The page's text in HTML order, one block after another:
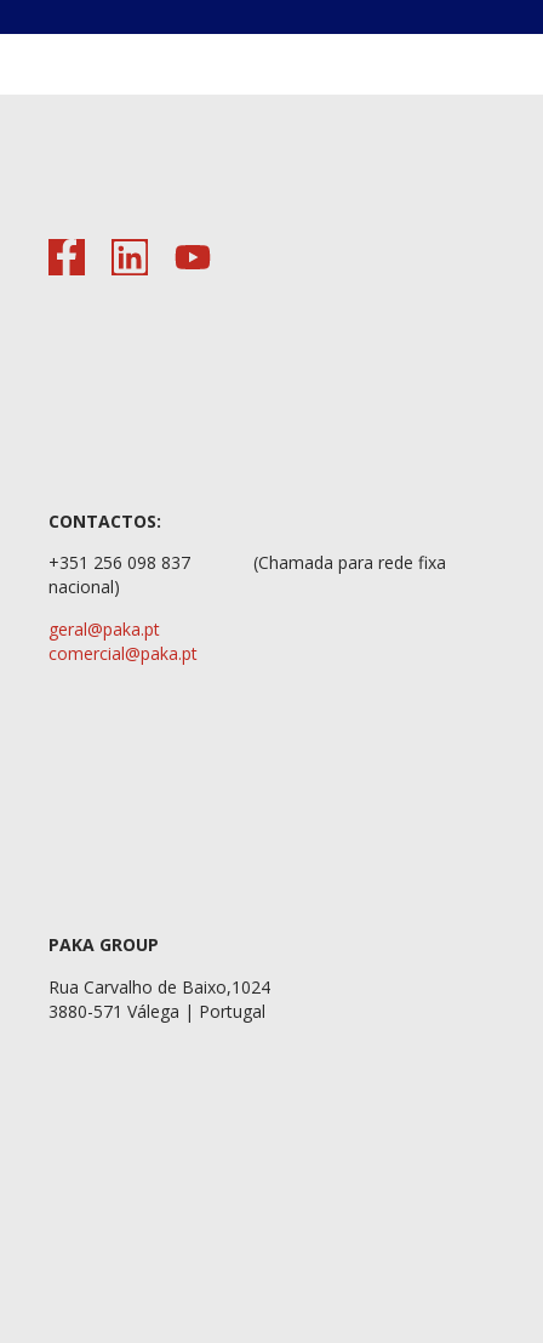
PAKA GROUP
Rua Carvalho de Baixo,1024
3880-571 Válega | Portugal
CONTACTOS:
+351 256 098 837(Chamada para rede fixa
nacional)
geral@paka.pt
comercial@paka.pt